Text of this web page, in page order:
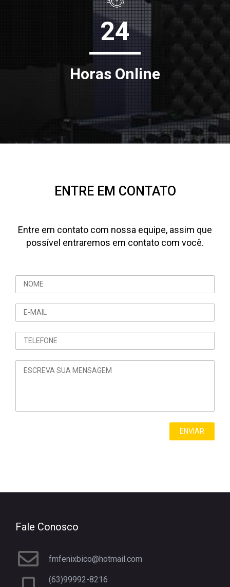
24
Horas Online
ENTRE EM CONTATO
Entre em contato com nossa equipe, assim que
possível entraremos em contato com você.
Fale Conosco
fmfenixbico@hotmail.com
(63)99992-8216